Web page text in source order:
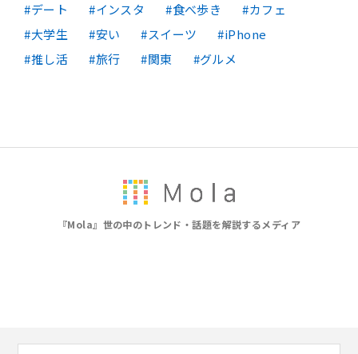
デート
インスタ 食べ歩き
カフェ
大学生
安い スイーツ
iPhone
推し活
旅行 関東 グルメ
『Mola』世の中のトレンド・話題を解説するメディア